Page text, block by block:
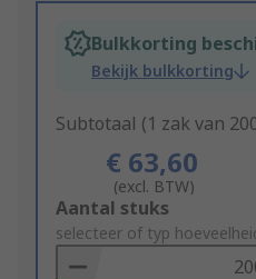
Bulkkorting
Bekijk bulkkorting
Subtotaal (1 zak van
€ 63,60
(excl. BTW)
Add
to
Basket
Aantal stuks
selecteer of typ